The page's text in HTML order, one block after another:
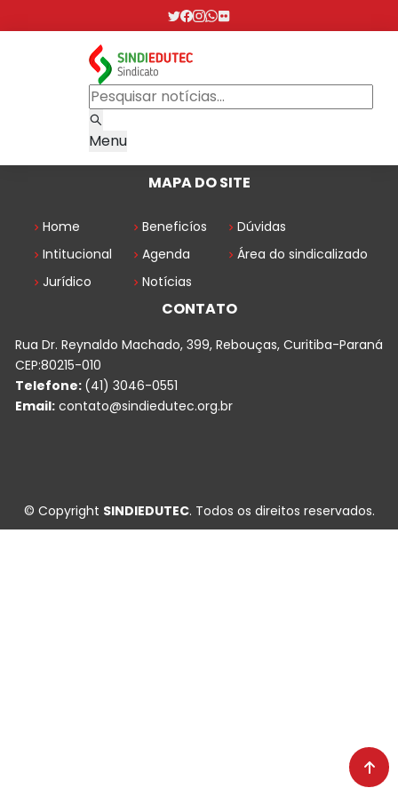
Menu
MAPA DO SITE
Home
Intitucional
Jurídico
Beneficíos
Agenda
Notícias
Dúvidas
Área do sindicalizado
CONTATO
Rua Dr. Reynaldo Machado, 399, Rebouças, Curitiba-Paraná
CEP:80215-010
Telefone: (41) 3046-0551
Email: contato@sindiedutec.org.br
© Copyright SINDIEDUTEC. Todos os direitos reservados.